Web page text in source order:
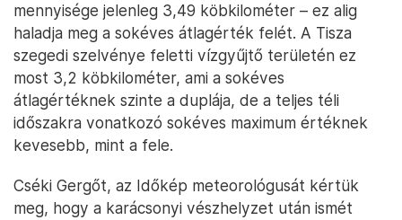
mennyisége jelenleg 3,49 köbkilométer – ez alig
haladja meg a sokéves átlagérték felét. A Tisza
szegedi szelvénye feletti vízgyűjtő területén ez
most 3,2 köbkilométer, ami a sokéves
átlagértéknek szinte a duplája, de a teljes téli
időszakra vonatkozó sokéves maximum értéknek
kevesebb, mint a fele.
Cséki Gergőt, az Időkép meteorológusát kértük
meg, hogy a karácsonyi vészhelyzet után ismét